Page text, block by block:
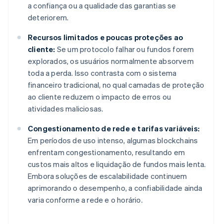
a confiança ou a qualidade das garantias se
deteriorem.
Recursos limitados e poucas proteções ao
cliente: Se um protocolo falhar ou fundos forem
explorados, os usuários normalmente absorvem
toda a perda. Isso contrasta com o sistema
financeiro tradicional, no qual camadas de proteção
ao cliente reduzem o impacto de erros ou
atividades maliciosas.
Congestionamento de rede e tarifas variáveis:
Em períodos de uso intenso, algumas blockchains
enfrentam congestionamento, resultando em
custos mais altos e liquidação de fundos mais lenta.
Embora soluções de escalabilidade continuem
aprimorando o desempenho, a confiabilidade ainda
varia conforme a rede e o horário.